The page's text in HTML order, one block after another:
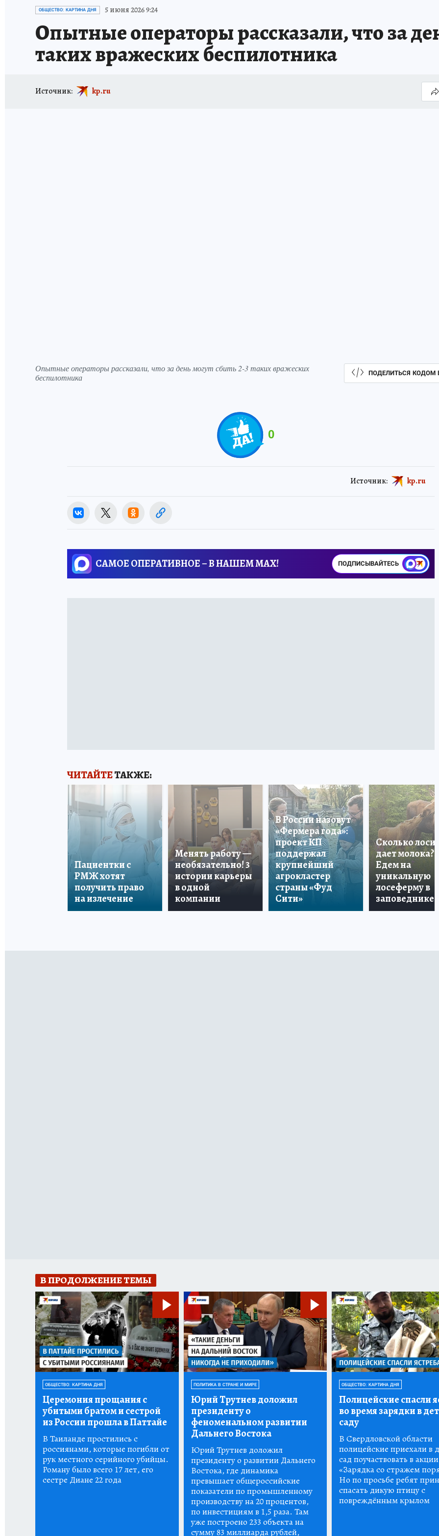
ИСПЫТАНО НА СЕБЕ
ОБЩЕСТВО: КАРТИНА ДНЯ 5 июня 2026 9:24
Опытные операторы рассказали, что за
таких вражеских беспилотника
Источник: kp.ru
Опытные операторы рассказали, что за день могут сбить 2-3 таких вражеских
беспилотника
ПОДЕЛИТЬСЯ КОДОМ
0
Источник: kp.ru
САМОЕ ОПЕРАТИВНОЕ – В НАШЕМ MAX! ПОДПИСЫВАЙТЕСЬ
ЧИТАЙТЕТАКЖЕ:
Пациентки с
РМЖ хотят
получить право
на излечение
Менять работу —
необязательно! 3
истории карьеры
в одной
компании
В России назовут
«Фермера года»:
проект КП
поддержал
крупнейший
агрокластер
страны «Фуд
Сити»
Сколько лосиха
дает молока?
Едем на
уникальную
лосеферму в
заповеднике!
В ПРОДОЛЖЕНИЕ ТЕМЫ
ОБЩЕСТВО: КАРТИНА ДНЯ
Церемония прощания с
убитыми братом и сестрой
из России прошла в Паттайе
В Таиланде простились с
россиянами, которые погибли от
рук местного серийного убийцы.
Роману было всего 17 лет, его
сестре Диане 22 года
ПОЛИТИКА В СТРАНЕ И МИРЕ
Юрий Трутнев доложил
президенту о
феноменальном развитии
Дальнего Востока
Юрий Трутнев доложил
президенту о развитии Дальнего
Востока, где динамика
превышает общероссийские
показатели по промышленному
производству на 20 процентов,
по инвестициям в 1,5 раза. Там
уже построено 233 объекта на
сумму 83 миллиарда рублей,
ОБЩЕСТВО: КАРТИНА ДНЯ
Полицейские спасли
во время зарядки в
саду
В Свердловской области
полицейские приехали в
сад поучаствовать в акции
«Зарядка со стражем
Но по просьбе ребят
спасать дикую птицу с
повреждённым крылом